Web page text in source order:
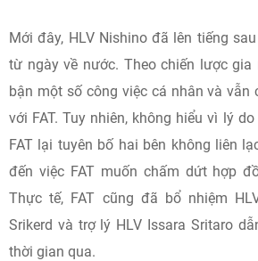
Mới đây, HLV Nishino đã lên tiếng
từ ngày về nước. Theo chiến lược gia
bận một số công việc cá nhân và vẫn
với FAT. Tuy nhiên, không hiểu vì lý
FAT lại tuyên bố hai bên không liên
đến việc FAT muốn chấm dứt hợp
Thực tế, FAT cũng đã bổ nhiệm
Srikerd và trợ lý HLV Issara Sritaro
thời gian qua.